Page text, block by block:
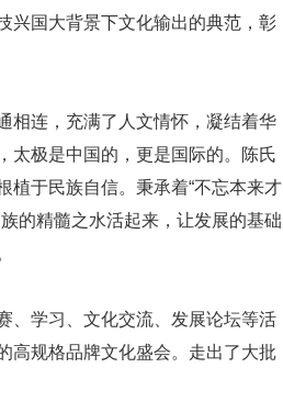
兴国大背景下文化输出的典范，彰
相连，充满了人文情怀，凝结着华
太极是中国的，更是国际的。陈氏
植于民族自信。秉承着“不忘本来才
的精髓之水活起来，让发展的基础
、学习、文化交流、发展论坛等活
高规格品牌文化盛会。走出了大批